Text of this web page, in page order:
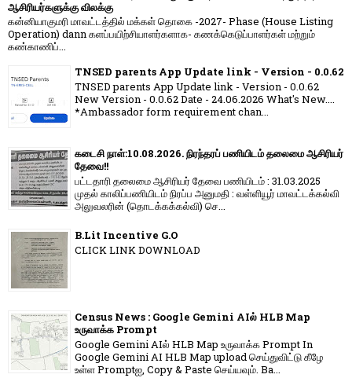
ஆசிரியர்களுக்கு விலக்கு
கன்னியாகுமரி மாவட்டத்தில் மக்கள் தொகை -2027- Phase (House Listing
Operation) dann களப்பயிற்சியாளர்களாக- கணக்கெடுப்பாளர்கள் மற்றும்
கண்காணிப்...
TNSED parents App Update link - Version - 0.0.62
TNSED parents App Update link - Version - 0.0.62
New Version - 0.0.62 Date - 24.06.2026 What's New....
*Ambassador form requirement chan...
கடைசி நாள்:10.08.2026. நிரந்தரப் பணியிடம் தலைமை ஆசிரியர்
தேவை!!
பட்டதாரி தலைமை ஆசிரியர் தேவை பணியிடம் : 31.03.2025
முதல் காலிப்பணியிடம் நிரப்ப அனுமதி : வள்ளியூர் மாவட்டக்கல்வி
அலுவலரின் (தொடக்கக்கல்வி) செ...
B.Lit Incentive G.O
CLICK LINK DOWNLOAD
Census News : Google Gemini AIல் HLB Map
உருவாக்க Prompt
Google Gemini AIல் HLB Map உருவாக்க Prompt In
Google Gemini AI HLB Map upload செய்துவிட்டு கீழே
உள்ள Promptஐ, Copy & Paste செய்யவும். Ba...